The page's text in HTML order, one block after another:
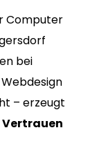
Computer
bei
– erzeugt
Vertrauen